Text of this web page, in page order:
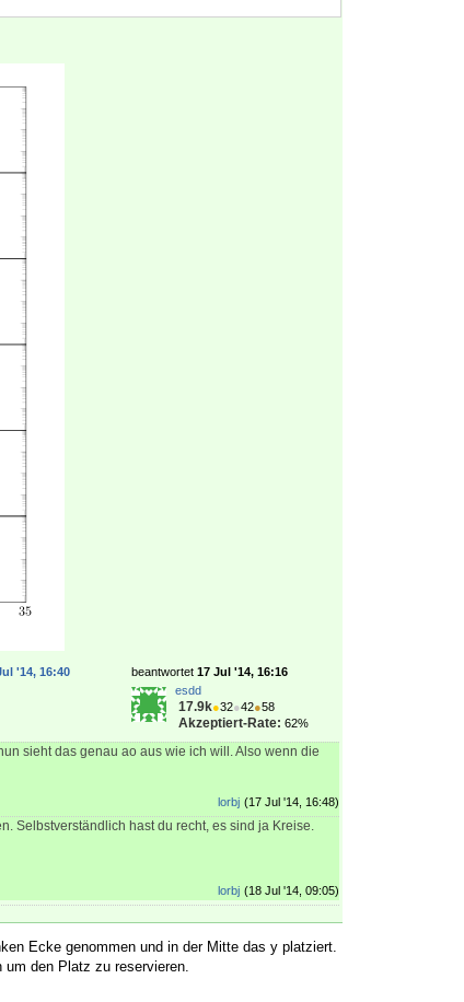
beantwortet 17 Jul '14, 16:16
esdd
17.9k●32●42●58
Akzeptiert-Rate: 62%
'14, 16:40
sieht das genau ao aus wie ich will. Also wenn die
(17 Jul '14, 16:48)
lorbj
Selbstverständlich hast du recht, es sind ja Kreise.
(18 Jul '14, 09:05)
lorbj
Ecke genommen und in der Mitte das y platziert.
um den Platz zu reservieren.